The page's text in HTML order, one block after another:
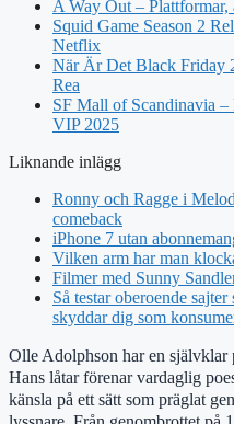
A Way Out – Plattformar,
Squid Game Season 2
Netflix
När Är Det Black Friday
Rea
SF Mall of Scandinavia
VIP 2025
Liknande inlägg
Ronny och Ragge i
comeback
iPhone 7 utan
Vilken arm har man
Filmer med Sunny
Så testar oberoende
skyddar dig som
Olle Adolphson har en självklar
Hans låtar förenar vardaglig
känsla på ett sätt som präglat